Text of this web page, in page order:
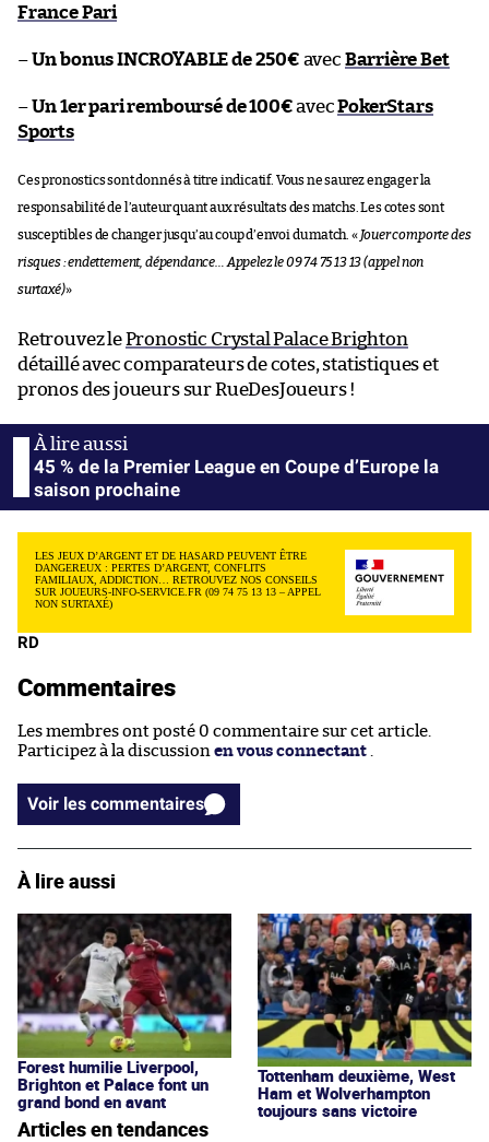
France Pari
–Un bonus INCROYABLE de 250€ avec Barrière Bet
–Un 1er pari remboursé de 100€avecPokerStars
Sports
Ces pronostics sont donnés à titre indicatif. Vous ne saurez engager la
responsabilité de l’auteur quant aux résultats des matchs. Les cotes sont
susceptibles de changer jusqu’au coup d’envoi du match. «Jouer comporte des
risques : endettement, dépendance… Appelez le 09 74 75 13 13 (appel non
surtaxé)»
Retrouvez lePronostic Crystal Palace Brighton
détaillé avec comparateurs de cotes, statistiques et
pronos des joueurs sur RueDesJoueurs !
45 % de la Premier League en Coupe d’Europe la
saison prochaine
LES JEUX D’ARGENT ET DE HASARD PEUVENT ÊTRE
DANGEREUX : PERTES D’ARGENT, CONFLITS
FAMILIAUX, ADDICTION… RETROUVEZ NOS CONSEILS
SUR JOUEURS-INFO-SERVICE.FR (09 74 75 13 13 – APPEL
NON SURTAXÉ)
RD
Commentaires
Les membres ont posté 0 commentaire sur cet article.
Participez à la discussion en vous connectant
Voir les commentaires
À lire aussi
Forest humilie Liverpool,
Brighton et Palace font un
grand bond en avant
Tottenham deuxième, West
Ham et Wolverhampton
toujours sans victoire
Articles en tendances